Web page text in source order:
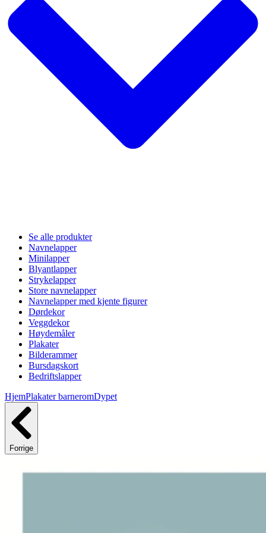
Se alle produkter
Navnelapper
Minilapper
Blyantlapper
Strykelapper
Store navnelapper
Navnelapper med kjente figurer
Dørdekor
Veggdekor
Høydemåler
Plakater
Bilderammer
Bursdagskort
Bedriftslapper
HjemPlakater barneromDypet
Forrige